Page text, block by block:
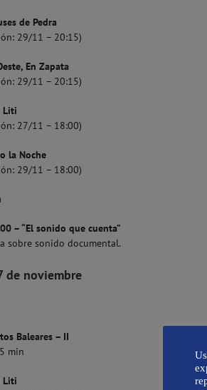
de Pedra
29/11 – 20:15)
En Zapata
29/11 – 20:15)
Liti
27/11 – 18:00)
la Noche
29/11 – 18:00)
– “El sonido que cuenta”
sobre sonido documental.
de noviembre
Baleares – II
min
Liti